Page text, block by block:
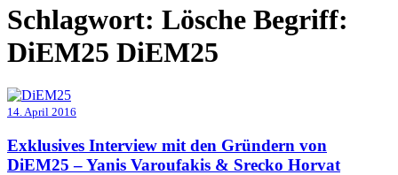
Schlagwort: Lösche Begriff:
DiEM25 DiEM25
14. April 2016
Exklusives Interview mit den Gründern von
DiEM25 – Yanis Varoufakis & Srecko Horvat